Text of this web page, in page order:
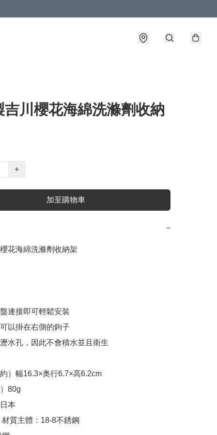
吉川櫻花海綿洗滌劑收納
+
加至購物車
−
花海綿洗滌劑收納架
連接即可輕鬆安裝
以掛在右側的鉤子
水孔，因此不會積水並且衛生
）幅16.3×奥行6.7×高6.2cm
80g
本
質主體：18-8不銹鋼